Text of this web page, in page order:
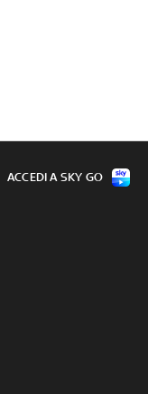
ACCEDI A SKY GO